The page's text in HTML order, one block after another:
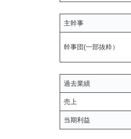
主幹事
幹事団(一部抜粋）
過去業績
売上
当期利益